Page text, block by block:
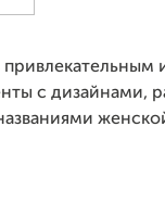
с дизайнами,